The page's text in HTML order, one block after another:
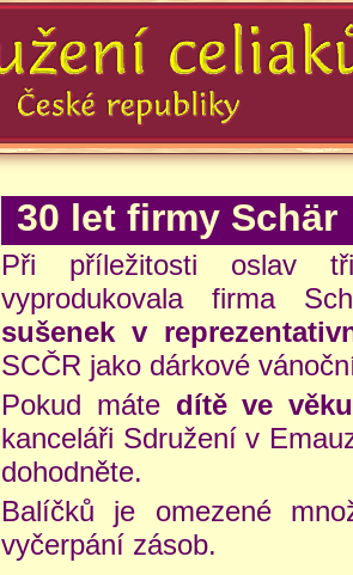
30 let firmy Schär
Při příležitosti oslav
vyprodukovala firma
sušenek v
SCČR jako dárkové
Pokud máte dítě ve
kanceláři Sdružení v
dohodněte.
Balíčků je omezené
vyčerpání zásob.